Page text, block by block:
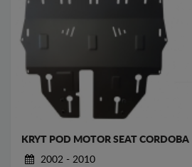
KRYT POD MOTOR SEAT CORDOBA
2002 - 2010